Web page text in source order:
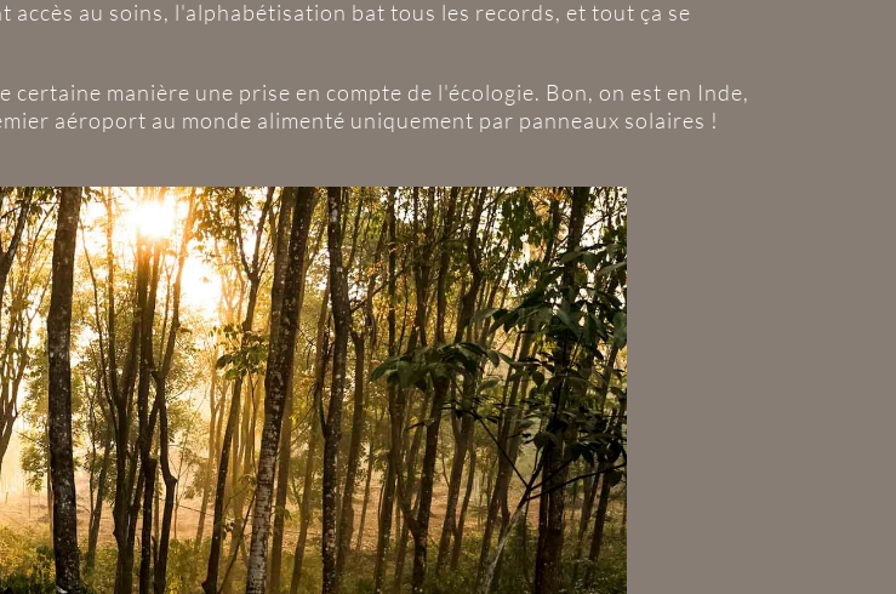
accès au soins, l'alphabétisation bat tous les records, et tout ça se
manière une prise en compte de l'écologie. Bon, on est en Inde,
aéroport au monde alimenté uniquement par panneaux solaires !